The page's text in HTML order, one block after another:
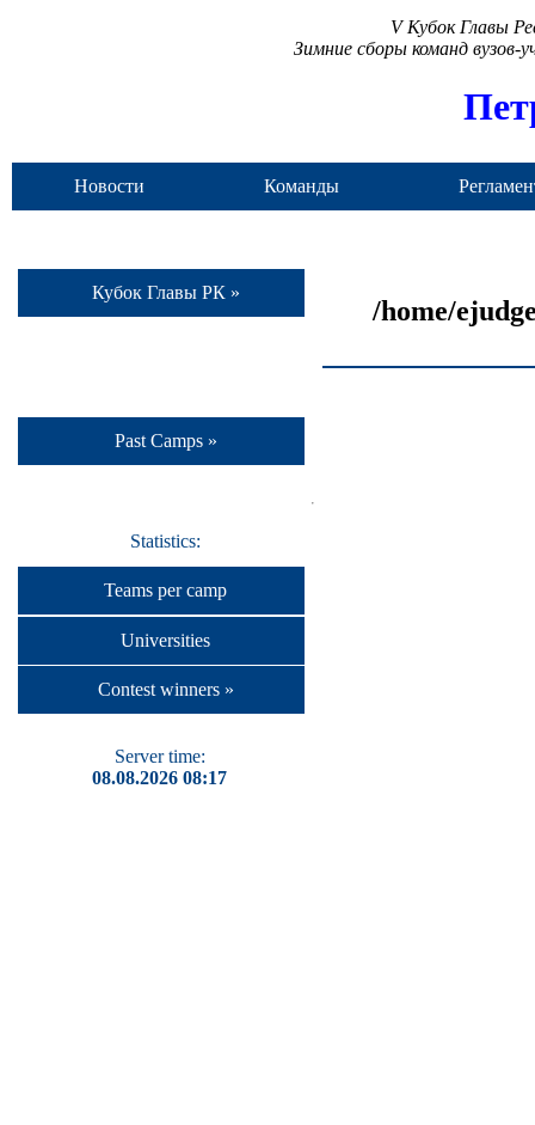
V Кубок Главы
Зимние сборы команд
Новости Команды
Кубок Главы РК »
Past Camps »
Statistics:
Teams per camp
Universities
Contest winners »
Server time:
08.08.2026 08:17
/home/